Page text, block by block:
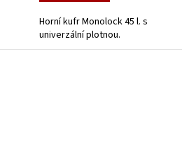
Horní kufr Monolock 45 l. s
univerzální plotnou.